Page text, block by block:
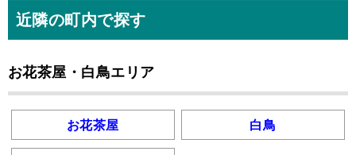
近隣の町内で探す
お花茶屋・白鳥エリア
お花茶屋 白鳥